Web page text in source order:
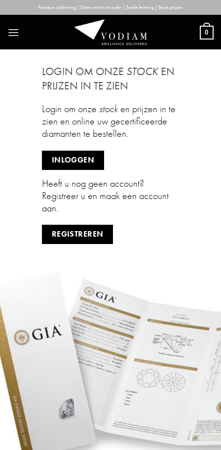
to
content
Precieze calibrering | Geen minimum order | Snelle levering | Beste prijzen
0
LOGIN OM ONZE STOCKEN
PRIJZEN IN TE ZIEN
Login om onze stock en prijzen in te
zien en online uw gecertificeerde
diamanten te bestellen.
INLOGGEN
Heeft u nog geen account?
Registreer u en maak een account
aan.
REGISTREREN